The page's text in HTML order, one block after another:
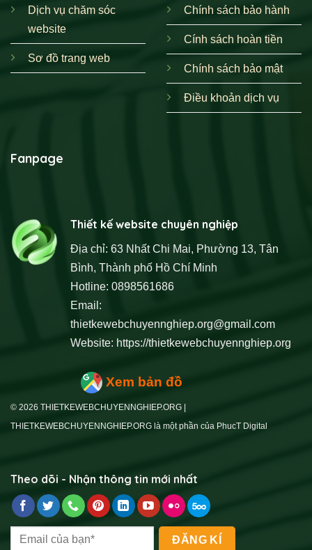
Dịch vụ chăm sóc
website
Sơ đồ trang web
Chính sách bảo hành
Cính sách hoàn tiền
Chính sách bảo mật
Điều khoản dịch vụ
Fanpage
Thiết kế website chuyên nghiệp
Địa chỉ: 63 Nhất Chi Mai, Phường 13, Tân
Bình, Thành phố Hồ Chí Minh
Hotline: 0898561686
Email:
thietkewebchuyennghiep.org@gmail.com
Website: https://thietkewebchuyennghiep.org
Xem bản đồ
© 2026 THIETKEWEBCHUYENNGHIEP.ORG |
THIETKEWEBCHUYENNGHIEP.ORG là một phần của PhucT Digital
Theo dõi - Nhận thông tin mới nhất